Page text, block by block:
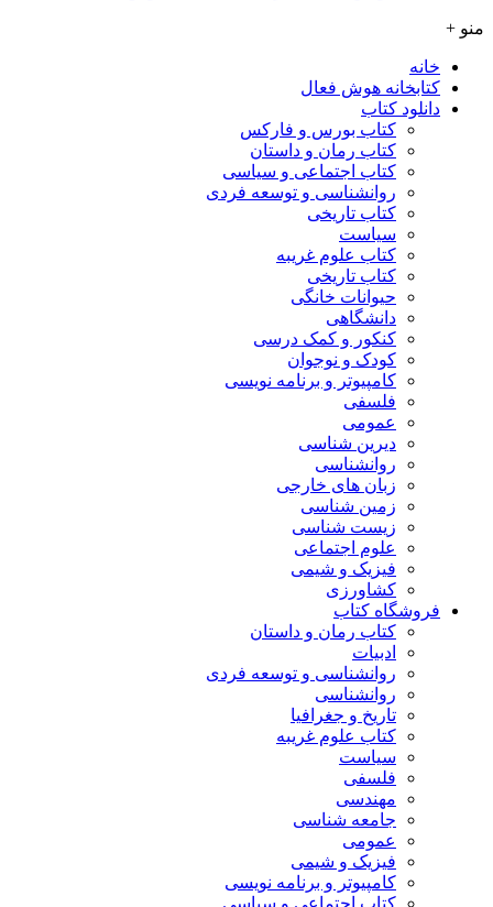
منو +
خانه
کتابخانه هوش فعال
دانلود کتاب
کتاب بورس و فارکس
کتاب رمان و داستان
کتاب اجتماعی و سیاسی
روانشناسی و توسعه فردی
کتاب تاریخی
سیاست
کتاب علوم غریبه
کتاب تاریخی
حیوانات خانگی
دانشگاهی
کنکور و کمک‌ درسی
کودک و نوجوان
کامپیوتر و برنامه نویسی
فلسفی
عمومی
دیرین شناسی
روانشناسی
زبان های خارجی
زمین شناسی
زیست شناسی
علوم اجتماعی
فیزیک و شیمی
کشاورزی
فروشگاه کتاب
کتاب رمان و داستان
ادبیات
روانشناسی و توسعه فردی
روانشناسی
تاریخ و جغرافیا
کتاب علوم غریبه
سیاست
فلسفی
مهندسی
جامعه شناسی
عمومی
فیزیک و شیمی
کامپیوتر و برنامه نویسی
کتاب اجتماعی و سیاسی